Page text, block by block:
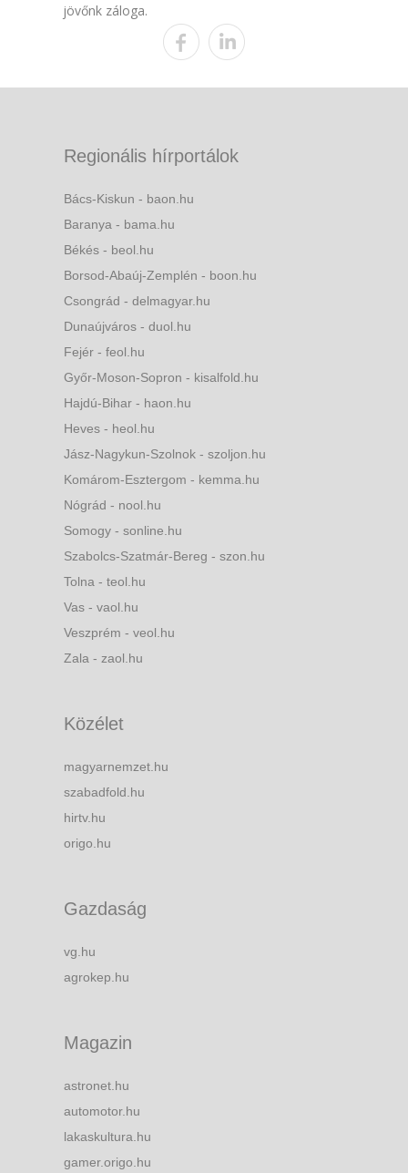
jövőnk záloga.
Regionális hírportálok
Bács-Kiskun - baon.hu
Baranya - bama.hu
Békés - beol.hu
Borsod-Abaúj-Zemplén - boon.hu
Csongrád - delmagyar.hu
Dunaújváros - duol.hu
Fejér - feol.hu
Győr-Moson-Sopron - kisalfold.hu
Hajdú-Bihar - haon.hu
Heves - heol.hu
Jász-Nagykun-Szolnok - szoljon.hu
Komárom-Esztergom - kemma.hu
Nógrád - nool.hu
Somogy - sonline.hu
Szabolcs-Szatmár-Bereg - szon.hu
Tolna - teol.hu
Vas - vaol.hu
Veszprém - veol.hu
Zala - zaol.hu
Közélet
magyarnemzet.hu
szabadfold.hu
hirtv.hu
origo.hu
Gazdaság
vg.hu
agrokep.hu
Magazin
astronet.hu
automotor.hu
lakaskultura.hu
gamer.origo.hu